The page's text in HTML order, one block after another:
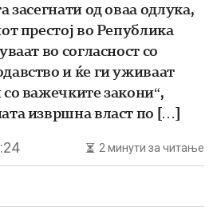
засегнати од оваа одлука,
престој во Република
во согласност со
и ќе ги уживаат
важечките закони“,
извршна власт по […]
2 минути за читање